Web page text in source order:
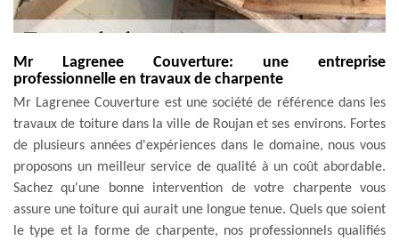
Mr Lagrenee Couverture: une entreprise
professionnelle en travaux de charpente
Mr Lagrenee Couverture est une société de référence dans les
travaux de toiture dans la ville de Roujan et ses environs. Fortes
de plusieurs années d'expériences dans le domaine, nous vous
proposons un meilleur service de qualité à un coût abordable.
Sachez qu'une bonne intervention de votre charpente vous
assure une toiture qui aurait une longue tenue. Quels que soient
le type et la forme de charpente, nos professionnels qualifiés